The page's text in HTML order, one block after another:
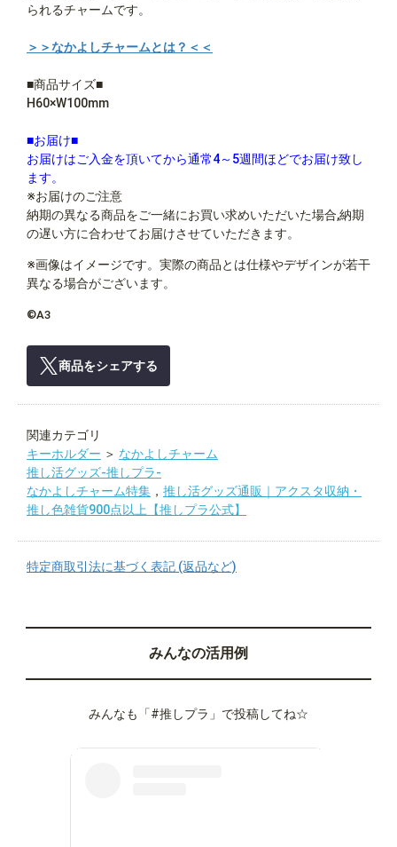
られるチャームです。
＞＞なかよしチャームとは？＜＜
■商品サイズ■
H60×W100mm
■お届け■
お届けはご入金を頂いてから通常4～5週間ほどでお届け致し
ます。
※お届けのご注意
納期の異なる商品をご一緒にお買い求めいただいた場合,納期
の遅い方に合わせてお届けさせていただきます。
※画像はイメージです。実際の商品とは仕様やデザインが若干
異なる場合がございます。
©A3
商品をシェアする
関連カテゴリ
キーホルダー ＞ なかよしチャーム
推し活グッズ-推しプラ-
なかよしチャーム特集 ， 推し活グッズ通販｜アクスタ収納・
推し色雑貨900点以上【推しプラ公式】
特定商取引法に基づく表記 (返品など)